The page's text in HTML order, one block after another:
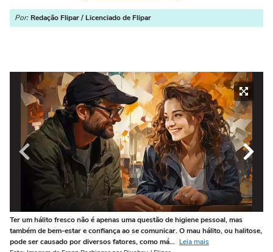
Por: Redação Flipar / Licenciado de Flipar
Ter um hálito fresco não é apenas uma questão de higiene pessoal, mas
também de bem-estar e confiança ao se comunicar. O mau hálito, ou halitose,
pode ser causado por diversos fatores, como má... Leia mais